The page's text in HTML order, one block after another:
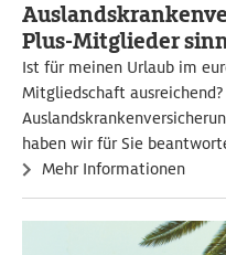
Plus-Mitglieder
Ist für meinen Urlaub im
Mitgliedschaft
haben wir für Sie
Mehr Informationen